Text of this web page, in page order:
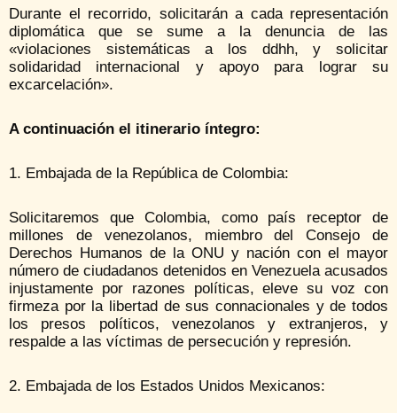
Durante el recorrido, solicitarán a cada representación
diplomática que se sume a la denuncia de las
«violaciones sistemáticas a los ddhh, y solicitar
solidaridad internacional y apoyo para lograr su
excarcelación».
A continuación el itinerario íntegro:
1. Embajada de la República de Colombia:
Solicitaremos que Colombia, como país receptor de
millones de venezolanos, miembro del Consejo de
Derechos Humanos de la ONU y nación con el mayor
número de ciudadanos detenidos en Venezuela acusados
injustamente por razones políticas, eleve su voz con
firmeza por la libertad de sus connacionales y de todos
los presos políticos, venezolanos y extranjeros, y
respalde a las víctimas de persecución y represión.
2. Embajada de los Estados Unidos Mexicanos: